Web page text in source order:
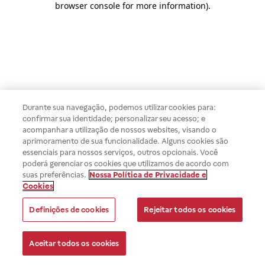
browser console for more information).
Durante sua navegação, podemos utilizar cookies para:
confirmar sua identidade; personalizar seu acesso; e
acompanhar a utilização de nossos websites, visando o
aprimoramento de sua funcionalidade. Alguns cookies são
essenciais para nossos serviços, outros opcionais. Você
poderá gerenciar os cookies que utilizamos de acordo com
suas preferências. Nossa Política de Privacidade e
Cookies
Definições de cookies Rejeitar todos os cookies
Aceitar todos os cookies